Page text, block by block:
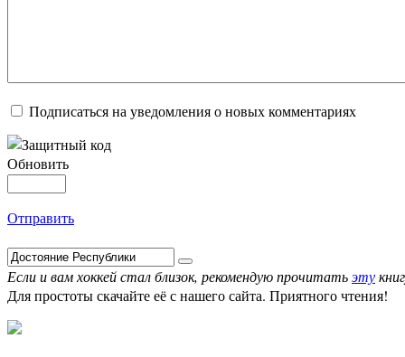
Подписаться на уведомления о новых комментариях
Обновить
Отправить
Если и вам хоккей стал близок, рекомендую прочитатьэту
Для простоты скачайте её с нашего сайта. Приятного чтения!